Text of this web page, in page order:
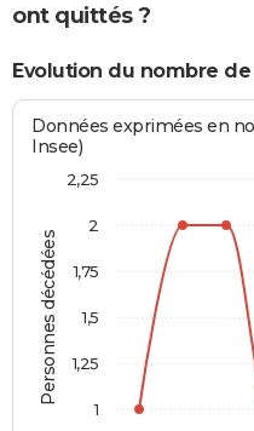
ont quittés ?
Evolution du nombre
Personnes décédées
Données exprimées en
Insee)
1
1,25
1,5
1,75
2
2,25